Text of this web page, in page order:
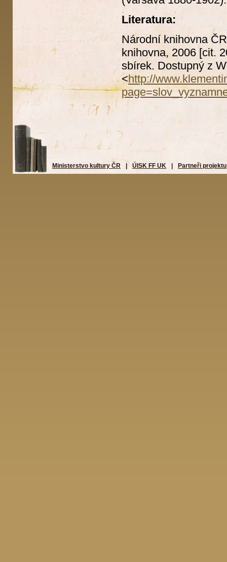
Literatura:
Národní knihovna
knihovna, 2006 [cit.
sbírek. Dostupný z
<http://
Ministerstvo kultury ČR ÚISK FF UK Partneři projektu